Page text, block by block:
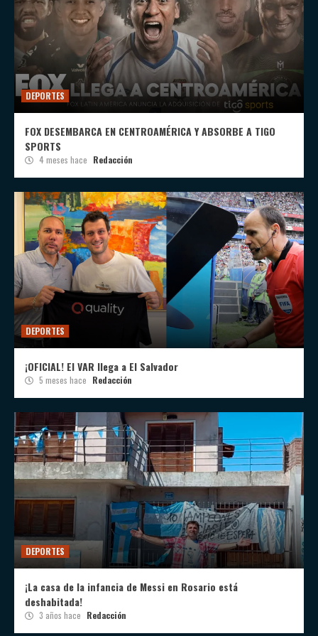
DEPORTES
FOX DESEMBARCA EN CENTROAMÉRICA Y ABSORBE A TIGO
SPORTS
4 meses hace Redacción
DEPORTES
¡OFICIAL! El VAR llega a El Salvador
5 meses hace Redacción
DEPORTES
¡La casa de la infancia de Messi en Rosario está
deshabitada!
3 años hace Redacción